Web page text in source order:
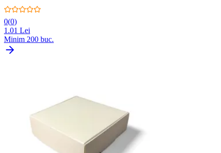
0(0)
1.01 Lei
Minim 200 buc.